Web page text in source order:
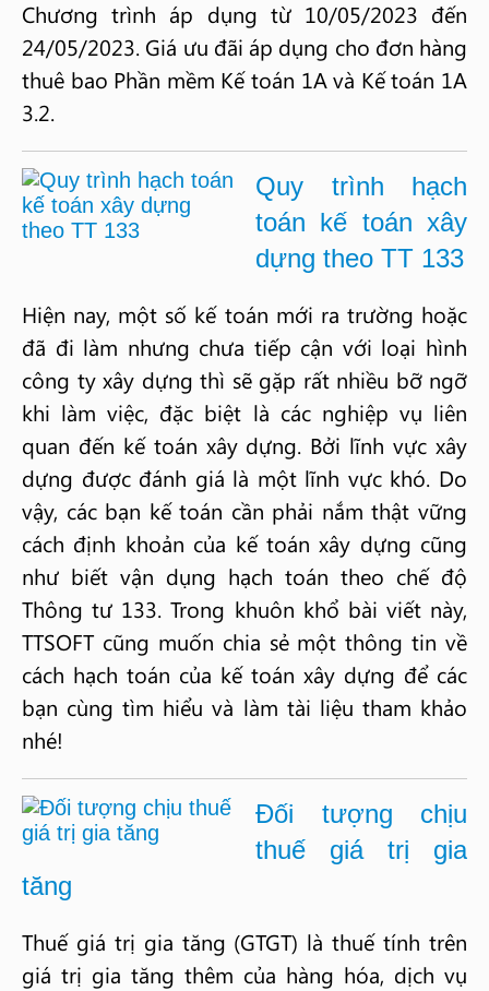
Chương trình áp dụng từ 10/05/2023 đến
24/05/2023. Giá ưu đãi áp dụng cho đơn hàng
thuê bao Phần mềm Kế toán 1A và Kế toán 1A
3.2.
Quy trình hạch
toán kế toán xây
dựng theo TT 133
Hiện nay, một số kế toán mới ra trường hoặc
đã đi làm nhưng chưa tiếp cận với loại hình
công ty xây dựng thì sẽ gặp rất nhiều bỡ ngỡ
khi làm việc, đặc biệt là các nghiệp vụ liên
quan đến kế toán xây dựng. Bởi lĩnh vực xây
dựng được đánh giá là một lĩnh vực khó. Do
vậy, các bạn kế toán cần phải nắm thật vững
cách định khoản của kế toán xây dựng cũng
như biết vận dụng hạch toán theo chế độ
Thông tư 133. Trong khuôn khổ bài viết này,
TTSOFT cũng muốn chia sẻ một thông tin về
cách hạch toán của kế toán xây dựng để các
bạn cùng tìm hiểu và làm tài liệu tham khảo
nhé!
Đối tượng chịu
thuế giá trị gia
tăng
Thuế giá trị gia tăng (GTGT) là thuế tính trên
giá trị gia tăng thêm của hàng hóa, dịch vụ